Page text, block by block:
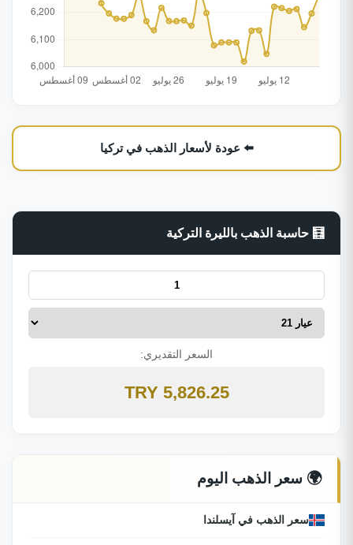
⬅️ عودة لأسعار الذهب في تركيا
🧮 حاسبة الذهب بالليرة التركية
السعر التقديري:
5,826.25 TRY
🌍 سعر الذهب اليوم
سعر الذهب في آيسلندا